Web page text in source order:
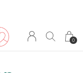
0